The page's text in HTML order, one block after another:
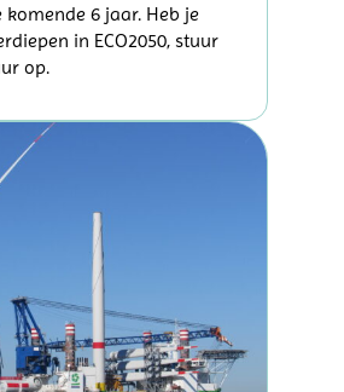
6 jaar. Heb je
in ECO2050, stuur
op.